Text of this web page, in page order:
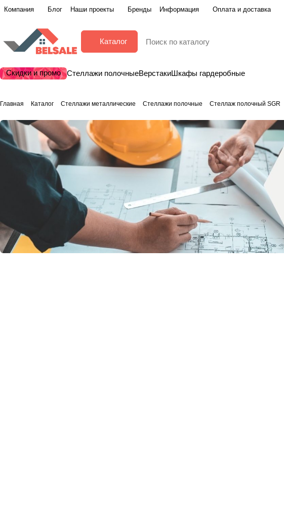
Компания Блог Наши проекты Бренды Информация Оплата и доставка
Каталог
Скидки и промо Стеллажи полочныеВерстакиШкафы гардеробные
Главная Каталог Стеллажи металлические Стеллажи полочные Стеллаж полочный SGR